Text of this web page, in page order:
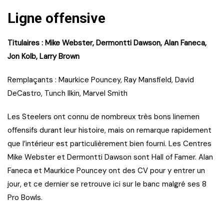
Ligne offensive
Titulaires : Mike Webster, Dermontti Dawson, Alan Faneca,
Jon Kolb, Larry Brown
Remplaçants : Maurkice Pouncey, Ray Mansfield, David
DeCastro, Tunch Ilkin, Marvel Smith
Les Steelers ont connu de nombreux très bons linemen
offensifs durant leur histoire, mais on remarque rapidement
que l’intérieur est particulièrement bien fourni. Les Centres
Mike Webster et Dermontti Dawson sont Hall of Famer. Alan
Faneca et Maurkice Pouncey ont des CV pour y entrer un
jour, et ce dernier se retrouve ici sur le banc malgré ses 8
Pro Bowls.